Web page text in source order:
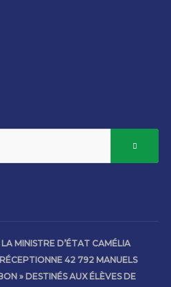
MINISTRE D’ÉTAT CAMÉLIA
42 792 MANUELS
» DESTINÉS AUX ÉLÈVES DE